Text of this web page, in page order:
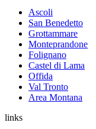
Ascoli
San Benedetto
Grottammare
Monteprandone
Folignano
Castel di Lama
Offida
Val Tronto
Area Montana
links